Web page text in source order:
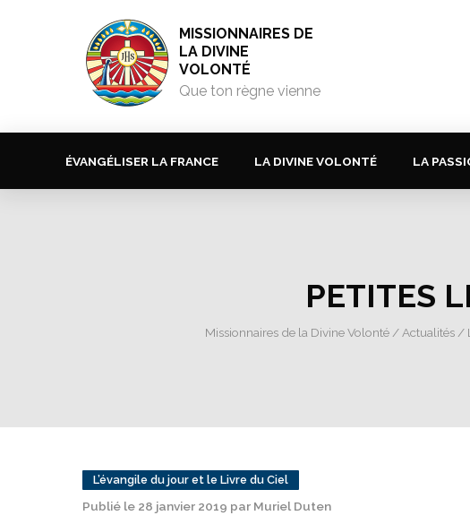
MISSIONNAIRES DE
LA DIVINE
VOLONTÉ
Que ton règne vienne
ÉVANGÉLISER LA FRANCE LA DIVINE VOLONTÉ LA
PETITES
Missionnaires de la Divine Volonté / Actualités /
L’évangile du jour et le Livre du Ciel
Publié le 28 janvier 2019 par Muriel Duten